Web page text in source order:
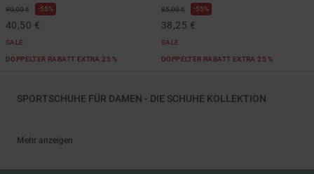
90,00 € 55%
40,50 €
SALE
DOPPELTER RABATT EXTRA 25 %
85,00 € 55%
38,25 €
SALE
DOPPELTER RABATT EXTRA 25 %
SPORTSCHUHE FÜR DAMEN - DIE SCHUHE KOLLEKTION
Mehr anzeigen